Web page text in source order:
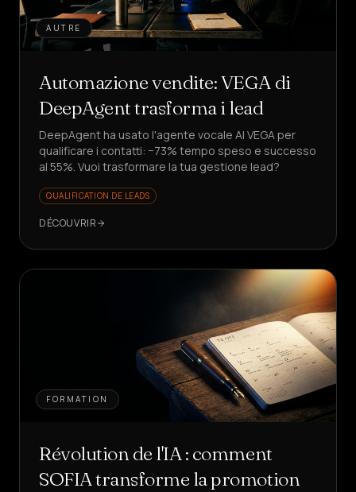
AUTRE
Automazione vendite: VEGA di
DeepAgent trasforma i lead
DeepAgent ha usato l'agente vocale AI VEGA per
qualificare i contatti: −73% tempo speso e successo
al 55%. Vuoi trasformare la tua gestione lead?
QUALIFICATION DE LEADS
DÉCOUVRIR
FORMATION
Révolution de l'IA : comment
SOFIA transforme la promotion